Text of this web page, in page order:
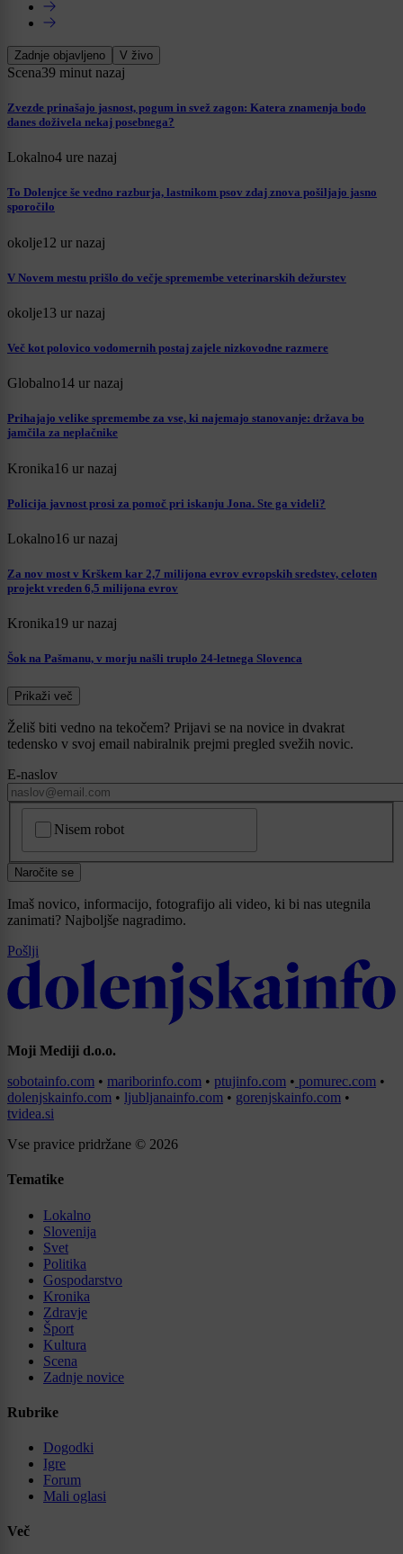
Zadnje objavljeno V živo
Scena39 minut nazaj
Zvezde prinašajo jasnost, pogum in svež zagon: Katera znamenja bodo
danes doživela nekaj posebnega?
Lokalno4 ure nazaj
To Dolenjce še vedno razburja, lastnikom psov zdaj znova pošiljajo jasno
sporočilo
okolje12 ur nazaj
V Novem mestu prišlo do večje spremembe veterinarskih dežurstev
okolje13 ur nazaj
Več kot polovico vodomernih postaj zajele nizkovodne razmere
Globalno14 ur nazaj
Prihajajo velike spremembe za vse, ki najemajo stanovanje: država bo
jamčila za neplačnike
Kronika16 ur nazaj
Policija javnost prosi za pomoč pri iskanju Jona. Ste ga videli?
Lokalno16 ur nazaj
Za nov most v Krškem kar 2,7 milijona evrov evropskih sredstev, celoten
projekt vreden 6,5 milijona evrov
Kronika19 ur nazaj
Šok na Pašmanu, v morju našli truplo 24-letnega Slovenca
Prikaži več
Želiš biti vedno na tekočem? Prijavi se na novice in dvakrat
tedensko v svoj email nabiralnik prejmi pregled svežih novic.
E-naslov
Nisem robot
Naročite se
Imaš novico, informacijo, fotografijo ali video, ki bi nas utegnila
zanimati? Najboljše nagradimo.
Pošlji
Moji Mediji d.o.o.
sobotainfo.com • mariborinfo.com • ptujinfo.com • pomurec.com •
dolenjskainfo.com • ljubljanainfo.com • gorenjskainfo.com •
tvidea.si
Vse pravice pridržane © 2026
Tematike
Lokalno
Slovenija
Svet
Politika
Gospodarstvo
Kronika
Zdravje
Šport
Kultura
Scena
Zadnje novice
Rubrike
Dogodki
Igre
Forum
Mali oglasi
Več